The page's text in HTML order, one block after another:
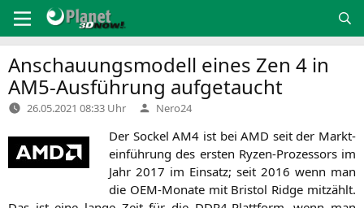
Inhalt
springen
Anschauungsmodell eines Zen 4 in
AM5-Ausführung aufgetaucht
26.05.2021 08:33 Uhr Verfasst
von
Nero24
Der SockelAM4 ist beiAMD seit der Markt­
ein­füh­rung des ers­ten Ryzen-Pro­zes­sors im
Jahr 2017 im Ein­satz; seit 2016 wenn man
die OEM-Mona­te mit Bris­tol Ridge mit­zählt.